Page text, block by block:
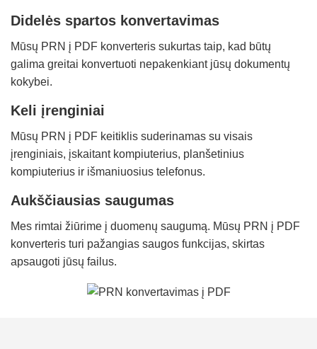
Didelės spartos konvertavimas
Mūsų PRN į PDF konverteris sukurtas taip, kad būtų
galima greitai konvertuoti nepakenkiant jūsų dokumentų
kokybei.
Keli įrenginiai
Mūsų PRN į PDF keitiklis suderinamas su visais
įrenginiais, įskaitant kompiuterius, planšetinius
kompiuterius ir išmaniuosius telefonus.
Aukščiausias saugumas
Mes rimtai žiūrime į duomenų saugumą. Mūsų PRN į PDF
konverteris turi pažangias saugos funkcijas, skirtas
apsaugoti jūsų failus.